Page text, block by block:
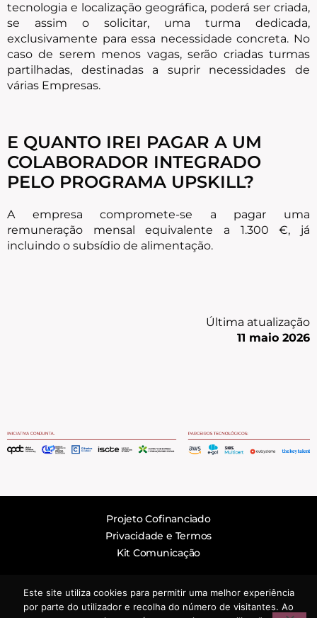
tecnologia e localização geográfica, poderá ser criada,
se assim o solicitar, uma turma dedicada,
exclusivamente para essa necessidade concreta. No
caso de serem menos vagas, serão criadas turmas
partilhadas, destinadas a suprir necessidades de
várias Empresas.
E QUANTO IREI PAGAR A UM
COLABORADOR INTEGRADO
PELO PROGRAMA UPSKILL?
A empresa compromete-se a pagar uma
remuneração mensal equivalente a 1.300 €, já
incluindo o subsídio de alimentação.
Última atualização
11 maio 2026
Projeto Cofinanciado
Privacidade e Termos
Kit Comunicação
LinkedIn
Este site utiliza cookies para permitir uma melhor experiência
por parte do utilizador e recolha do número de visitantes. Ao